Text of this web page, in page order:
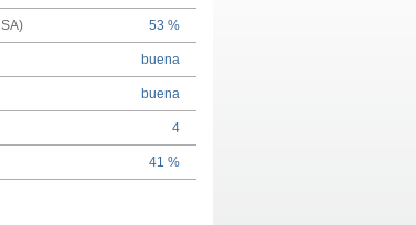
53 %
buena
buena
4
41 %